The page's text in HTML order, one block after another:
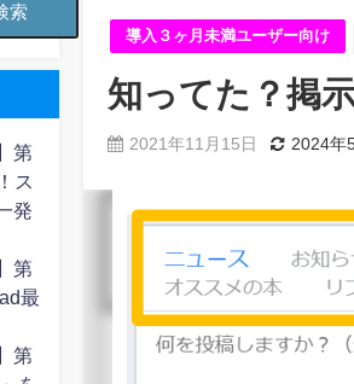
導入３ヶ月未満ユーザー向け
知ってた？掲
2021年11月15日 2024年
索
第
ス
発
第
最
第